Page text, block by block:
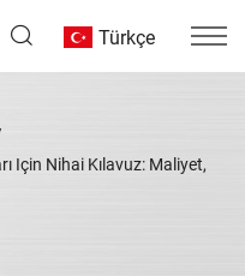
Türkçe
Için Nihai Kılavuz: Maliyet,